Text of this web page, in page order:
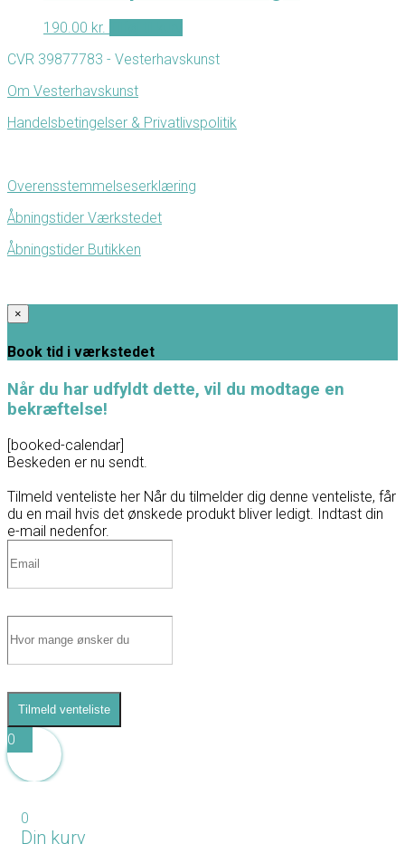
190.00 kr.
CVR 39877783 - Vesterhavskunst
Om Vesterhavskunst
Handelsbetingelser & Privatlivspolitik
Overensstemmelseserklæring
Åbningstider Værkstedet
Åbningstider Butikken
×
Book tid i værkstedet
Når du har udfyldt dette, vil du modtage en
bekræftelse!
[booked-calendar]
Beskeden er nu sendt.
Tilmeld venteliste her Når du tilmelder dig denne venteliste, får
du en mail hvis det ønskede produkt bliver ledigt. Indtast din
e-mail nedenfor.
Tilmeld venteliste
0
0
Din kurv